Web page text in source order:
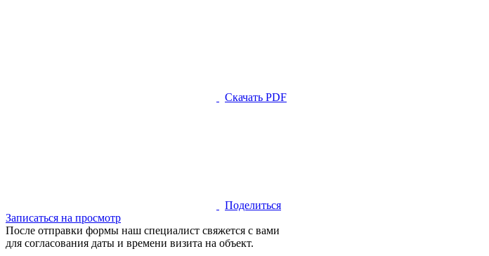
Скачать PDF
Поделиться
Записаться на просмотр
После отправки формы наш специалист свяжется с вами
для согласования даты и времени визита на объект.